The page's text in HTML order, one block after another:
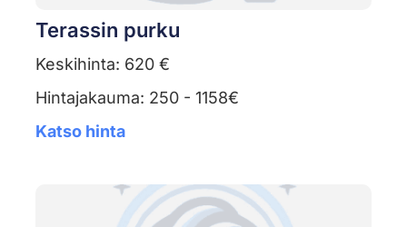
Terassin purku
Keskihinta: 620 €
Hintajakauma: 250 - 1158€
Katso hinta